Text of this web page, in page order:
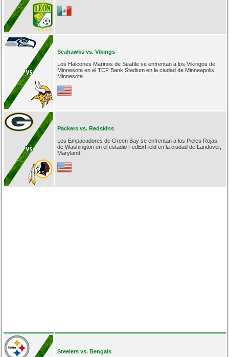
Seahawks vs. Vikings
Los Halcones Marinos de Seattle se enfrentan a los Vikingos de
Minnesota en el TCF Bank Stadium en la ciudad de Minneapolis,
Minnesota.
Packers vs. Redskins
Los Empacadores de Green Bay se enfrentan a los Pieles Rojas
de Washington en el estadio FedExField en la ciudad de Landover,
Maryland.
Steelers vs. Bengals